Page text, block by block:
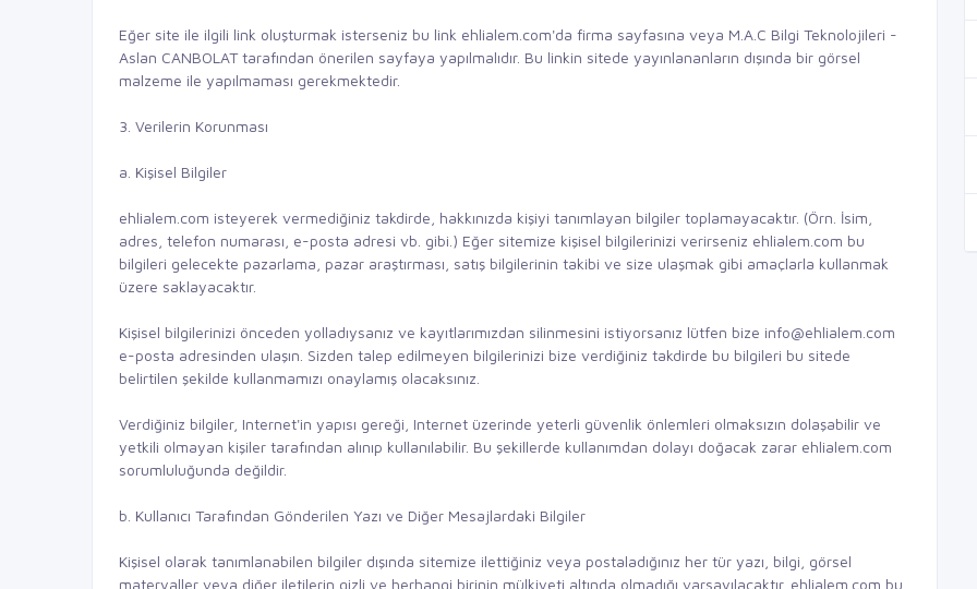
Eğer site ile ilgili link oluşturmak isterseniz bu link ehlialem.com'da firma sayfasına veya M.A.C Bilgi Teknolojileri -
Aslan CANBOLAT tarafından önerilen sayfaya yapılmalıdır. Bu linkin sitede yayınlananların dışında bir görsel
malzeme ile yapılmaması gerekmektedir.
3. Verilerin Korunması
a. Kişisel Bilgiler
ehlialem.com isteyerek vermediğiniz takdirde, hakkınızda kişiyi tanımlayan bilgiler toplamayacaktır. (Örn. İsim,
adres, telefon numarası, e-posta adresi vb. gibi.) Eğer sitemize kişisel bilgilerinizi verirseniz ehlialem.com bu
bilgileri gelecekte pazarlama, pazar araştırması, satış bilgilerinin takibi ve size ulaşmak gibi amaçlarla kullanmak
üzere saklayacaktır.
Kişisel bilgilerinizi önceden yolladıysanız ve kayıtlarımızdan silinmesini istiyorsanız lütfen bize info@ehlialem.com
e-posta adresinden ulaşın. Sizden talep edilmeyen bilgilerinizi bize verdiğiniz takdirde bu bilgileri bu sitede
belirtilen şekilde kullanmamızı onaylamış olacaksınız.
Verdiğiniz bilgiler, Internet'in yapısı gereği, Internet üzerinde yeterli güvenlik önlemleri olmaksızın dolaşabilir ve
yetkili olmayan kişiler tarafından alınıp kullanılabilir. Bu şekillerde kullanımdan dolayı doğacak zarar ehlialem.com
sorumluluğunda değildir.
b. Kullanıcı Tarafından Gönderilen Yazı ve Diğer Mesajlardaki Bilgiler
Kişisel olarak tanımlanabilen bilgiler dışında sitemize ilettiğiniz veya postaladığınız her tür yazı, bilgi, görsel
materyaller veya diğer iletilerin gizli ve herhangi birinin mülkiyeti altında olmadığı varsayılacaktır. ehlialem.com bu